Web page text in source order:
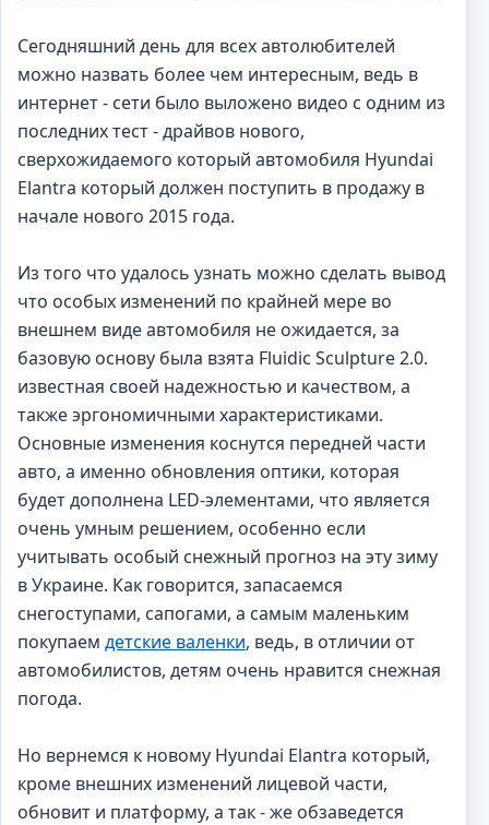
Сегодняшний день для всех автолюбителей
можно назвать более чем интересным, ведь в
интернет - сети было выложено видео с одним из
последних тест - драйвов нового,
сверхожидаемого который автомобиля Hyundai
Elantra который должен поступить в продажу в
начале нового 2015 года.
Из того что удалось узнать можно сделать вывод
что особых изменений по крайней мере во
внешнем виде автомобиля не ожидается, за
базовую основу была взята Fluidic Sculpture 2.0.
известная своей надежностью и качеством, а
также эргономичными характеристиками.
Основные изменения коснутся передней части
авто, а именно обновления оптики, которая
будет дополнена LED-элементами, что является
очень умным решением, особенно если
учитывать особый снежный прогноз на эту зиму
в Украине. Как говорится, запасаемся
снегоступами, сапогами, а самым маленьким
покупаем детские валенки, ведь, в отличии от
автомобилистов, детям очень нравится снежная
погода.
Но вернемся к новому Hyundai Elantra который,
кроме внешних изменений лицевой части,
обновит и платформу, а так - же обзаведется